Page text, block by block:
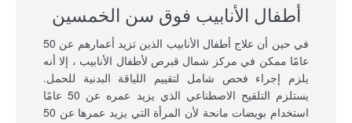
أطفال الأنابيب فوق سن الخمسين
في حين أن علاج أطفال الأنابيب الذين تزيد أعمارهم عن 50
عامًا ممكن في مركز شمال قبرص لأطفال الأنابيب ، إلا أنه
يلزم إجراء فحص شامل لتقييم اللياقة البدنية للحمل.
يستلزم التلقيح الاصطناعي الذي يزيد عمره عن 50 عامًا
استخدام بويضات مانحة لأن المرأة التي يزيد عمرها عن 50